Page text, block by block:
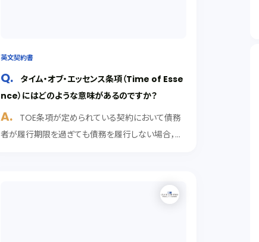
英文契約書
タイム・オブ・エッセンス条項（Time of Esse
nce）にはどのような意味があるのですか？
TOE条項が定められている契約において債務
者が履行期限を過ぎても債務を履行しない場合，重